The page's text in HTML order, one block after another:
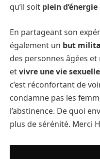
qu’il soit plein
En partageant son
également un but
des personnes âgées et
etvivre une vie
c’est réconfortant de
condamne pas les
l’abstinence. De quoi
plus de sérénité. Merci